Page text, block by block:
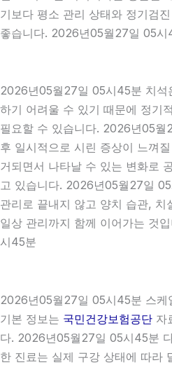
기보다 평소 관리 상태와 정기검
좋습니다. 2026년05월27일 05시
2026년05월27일 05시45분 치석
하기 어려울 수 있기 때문에 정기
필요할 수 있습니다. 2026년05
후 일시적으로 시린 증상이 느껴
거되면서 나타날 수 있는 변화로
고 있습니다. 2026년05월27일
관리로 끝내지 않고 양치 습관, 치
일상 관리까지 함께 이어가는 것
시45분
2026년05월27일 05시45분 스케
기본 정보는 국민건강보험공단 자
다. 2026년05월27일 05시45분
한 진료는 실제 구강 상태에 따라